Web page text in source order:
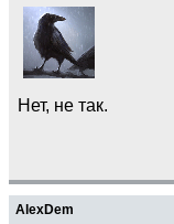
Нет, не так.
AlexDem